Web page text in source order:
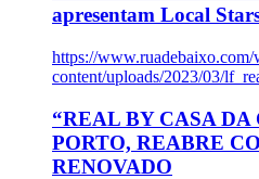
apresentam Local
https://www.ruadebaixo.com/
content/uploads/2023/03/
“REAL BY CASA
PORTO, REABRE
RENOVADO